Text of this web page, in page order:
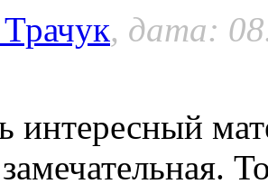
, дата:
интересный